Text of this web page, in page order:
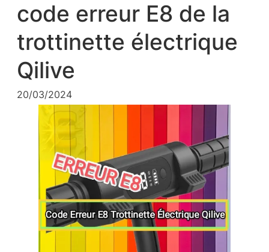
code erreur E8 de la
trottinette électrique
Qilive
20/03/2024